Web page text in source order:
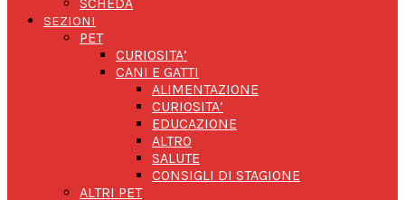
SEZIONI
PET
CURIOSITA’
CANI E GATTI
ALIMENTAZIONE
CURIOSITA’
EDUCAZIONE
ALTRO
SALUTE
CONSIGLI DI STAGIONE
ALTRI PET